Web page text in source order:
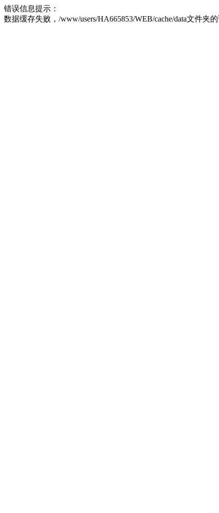
错误信息提示：
数据缓存失败，/www/users/HA665853/WEB/cache/data文件夹